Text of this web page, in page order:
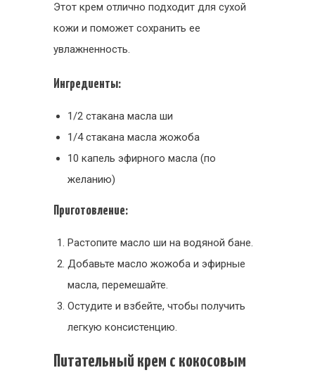
Этот крем отлично подходит для сухой
кожи и поможет сохранить ее
увлажненность.
Ингредиенты:
1/2 стакана масла ши
1/4 стакана масла жожоба
10 капель эфирного масла (по
желанию)
Приготовление:
Растопите масло ши на водяной бане.
Добавьте масло жожоба и эфирные
масла, перемешайте.
Остудите и взбейте, чтобы получить
легкую консистенцию.
Питательный крем с кокосовым